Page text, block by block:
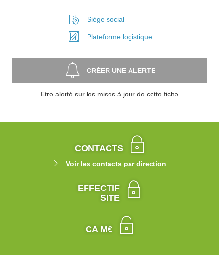
Siège social
Plateforme logistique
CRÉER UNE ALERTE
Etre alerté sur les mises à jour de cette fiche
CONTACTS
Voir les contacts par direction
EFFECTIF
SITE
CA M€